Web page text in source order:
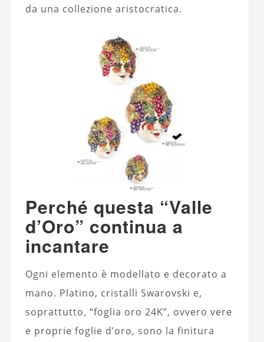
da una collezione aristocratica.
Perché questa “Valle
d’Oro” continua a
incantare
Ogni elemento è modellato e decorato a
mano. Platino, cristalli Swarovski e,
soprattutto, “foglia oro 24K”, ovvero vere
e proprie foglie d’oro, sono la finitura